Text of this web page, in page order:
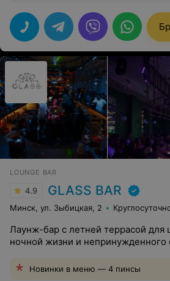
хороший кальян. Напитки просто на
Персоналу отдельное спасибо за
LOUNGE BAR
4.9 GLASS BAR
Минск, ул. Зыбицкая, 2
Лаунж-бар с летней террасой для
ночной жизни и непринужденного
Новинки в меню — 4 пинсы